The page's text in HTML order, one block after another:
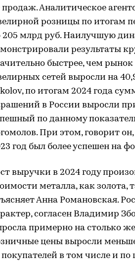
продаж. Аналитическое
розницы по итогам
205 млрд руб. Наилучшую
результаты
быстрее, чем
сетей выросли на
по итогам 2024 года
в России выросли
по данному
При этом, говорит
год был более успешен на
выручки в 2024 году
металла, как золота,
Анна Романовская.
согласен Владимир
примерно на столько
цены выросли
покупателей в том числе и